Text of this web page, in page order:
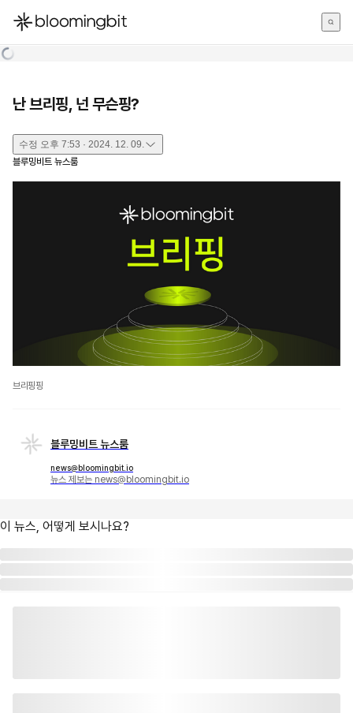
한국어
난 브리핑, 넌 무슨핑?
수정 오후 7:53 · 2024. 12. 09.
블루밍비트 뉴스룸
브리핑핑
블루밍비트 뉴스룸
news@bloomingbit.io
뉴스 제보는 news@bloomingbit.io
이 뉴스, 어떻게 보시나요?